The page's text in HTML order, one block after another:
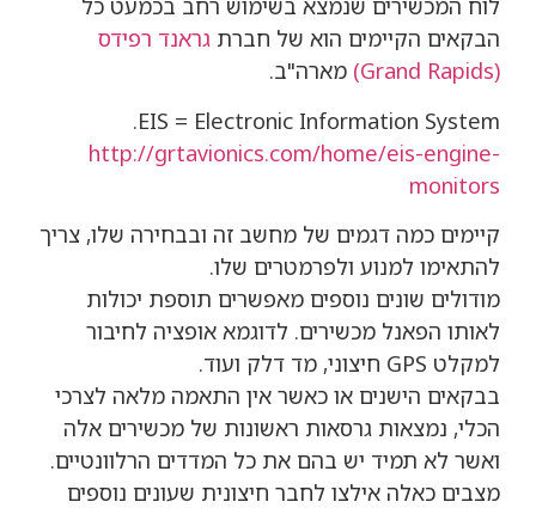
לוח המכשירים שנמצא בשימוש רחב בכמעט כל
הבקאים הקיימים הוא של חברת גראנד רפידס
(Grand Rapids)
מארה"ב.
EIS = Electronic Information System.
http://grtavionics.com/home/eis-engine-
monitors
קיימים כמה דגמים של מחשב זה ובבחירה שלו, צריך
להתאימו למנוע ולפרמטרים שלו.
מודולים שונים נוספים מאפשרים תוספת יכולות
לאותו הפאנל מכשירים. לדוגמא אופציה לחיבור
למקלט GPS חיצוני, מד דלק ועוד.
בבקאים הישנים או כאשר אין התאמה מלאה לצרכי
הכלי, נמצאות גרסאות ראשונות של מכשירים אלה
ואשר לא תמיד יש בהם את כל המדדים הרלוונטיים.
מצבים כאלה אילצו לחבר חיצונית שעונים נוספים